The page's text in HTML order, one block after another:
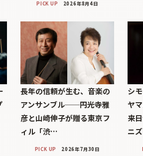
PICK UP 2026年8月4日
長年の信頼が生む、音楽の
アンサンブル──円光寺雅
彦と山崎伸子が贈る東京フ
ィル「渋…
PICK UP 2026年7月30日
シ
ヤ
来
ニ